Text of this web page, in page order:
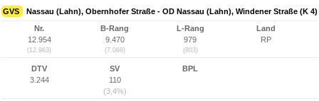
GVS Nassau (Lahn), Obernhofer Straße - OD Nassau (Lahn), Windener Straße (K 4)
Nr.
12.954
(12.963)
B-Rang
9.470
(7.068)
L-Rang
979
(803)
Land
RP
DTV
3.244
SV
110
(3,4%)
BPL